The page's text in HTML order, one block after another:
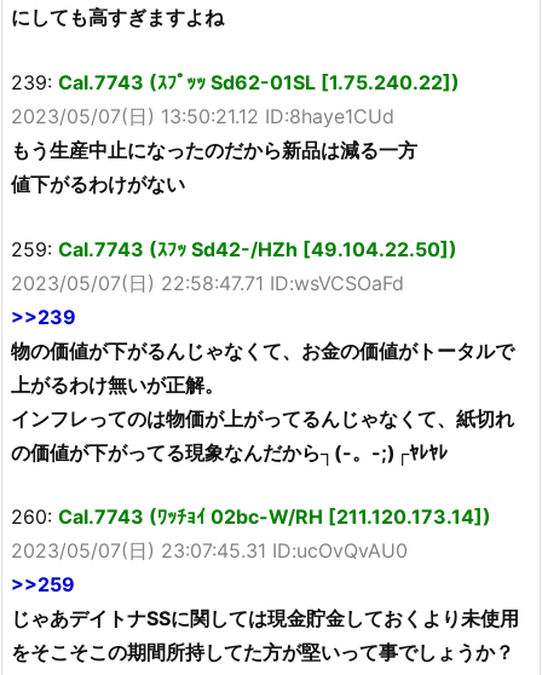
にしても高すぎますよね
239: Cal.7743 (ｽﾌﾟｯｯ Sd62-01SL [1.75.240.22])
2023/05/07(日) 13:50:21.12 ID:8haye1CUd
もう生産中止になったのだから新品は減る一方
値下がるわけがない
259: Cal.7743 (ｽﾌｯ Sd42-/HZh [49.104.22.50])
2023/05/07(日) 22:58:47.71 ID:wsVCSOaFd
>>239
物の価値が下がるんじゃなくて、お金の価値がトータルで
上がるわけ無いが正解。
インフレってのは物価が上がってるんじゃなくて、紙切れ
の価値が下がってる現象なんだから┐(-。-;)┌ﾔﾚﾔﾚ
260: Cal.7743 (ﾜｯﾁｮｲ 02bc-W/RH [211.120.173.14])
2023/05/07(日) 23:07:45.31 ID:ucOvQvAU0
>>259
じゃあデイトナSSに関しては現金貯金しておくより未使用
をそこそこの期間所持してた方が堅いって事でしょうか？